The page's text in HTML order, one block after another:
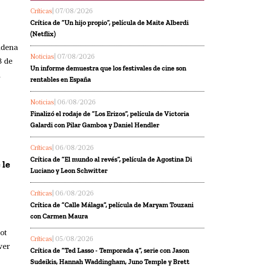
de
le
Críticas | 07/08/2026
Crítica de “Un hijo propio”, película de Maite Alberdi
(Netflix)
Noticias | 07/08/2026
Un informe demuestra que los festivales de cine son
rentables en España
Noticias | 06/08/2026
Finalizó el rodaje de “Los Erizos”, película de Victoria
Galardi con Pilar Gamboa y Daniel Hendler
Críticas | 06/08/2026
Crítica de “El mundo al revés”, película de Agostina Di
Luciano y Leon Schwitter
Críticas | 06/08/2026
Crítica de “Calle Málaga”, película de Maryam Touzani
con Carmen Maura
Críticas | 05/08/2026
Crítica de “Ted Lasso - Temporada 4”, serie con Jason
Sudeikis, Hannah Waddingham, Juno Temple y Brett